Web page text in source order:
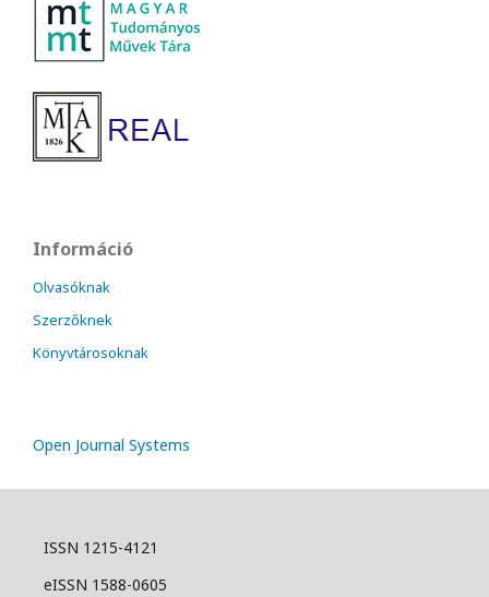
Információ
Olvasóknak
Szerzőknek
Könyvtárosoknak
Open Journal Systems
ISSN 1215-4121
eISSN 1588-0605